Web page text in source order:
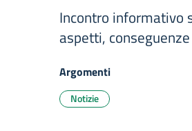
Incontro informativo
aspetti,
Argomenti
Notizie